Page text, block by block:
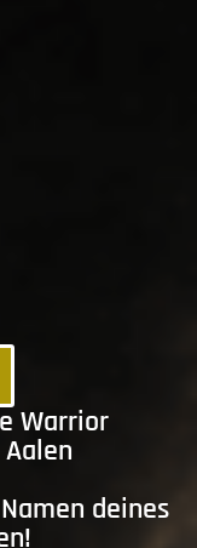
Warrior
deines